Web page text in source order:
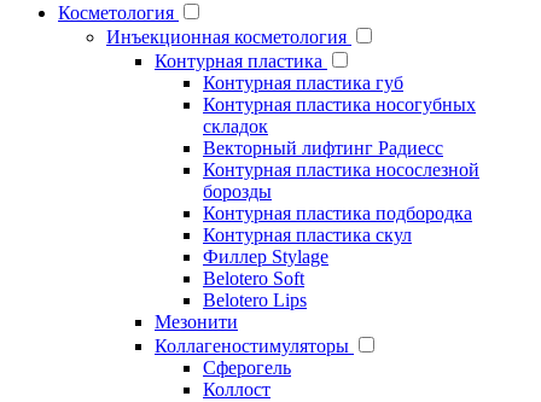
Косметология
Инъекционная косметология
Контурная пластика
Контурная пластика губ
Контурная пластика носогубных
складок
Векторный лифтинг Радиесс
Контурная пластика носослезной
борозды
Контурная пластика подбородка
Контурная пластика скул
Филлер Stylage
Belotero Soft
Belotero Lips
Мезонити
Коллагеностимуляторы
Сферогель
Коллост